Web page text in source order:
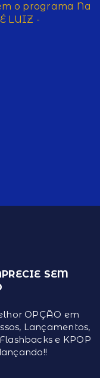
o programa Na
LUIZ -
SEM
OPÇÃO em
Lançamentos,
e KPOP